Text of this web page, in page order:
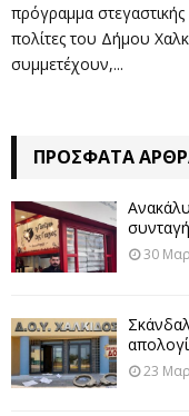
πρόγραμμα
πολίτες του Δήμου
συμμετέχουν,...
ΠΡΌΣΦΑΤΑ
30
23